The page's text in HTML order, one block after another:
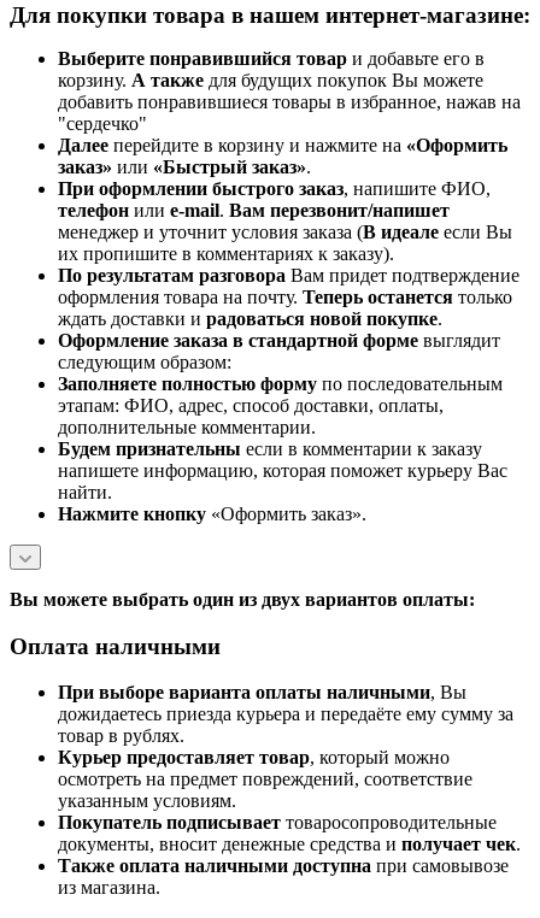
Для покупки товара в нашем интернет-магазине:
Выберите понравившийся товар и добавьте его в
корзину. А также для будущих покупок Вы можете
добавить понравившиеся товары в избранное, нажав на
"сердечко"
Далее перейдите в корзину и нажмите на «Оформить
заказ» или «Быстрый заказ».
При оформлении быстрого заказ, напишите ФИО,
телефон или e-mail. Вам перезвонит/напишет
менеджер и уточнит условия заказа (В идеале если Вы
их пропишите в комментариях к заказу).
По результатам разговора Вам придет подтверждение
оформления товара на почту. Теперь останется только
ждать доставки и радоваться новой покупке.
Оформление заказа в стандартной форме выглядит
следующим образом:
Заполняете полностью форму по последовательным
этапам: ФИО, адрес, способ доставки, оплаты,
дополнительные комментарии.
Будем признательны если в комментарии к заказу
напишете информацию, которая поможет курьеру Вас
найти.
Нажмите кнопку «Оформить заказ».
Вы можете выбрать один из двух вариантов оплаты:
Оплата наличными
При выборе варианта оплаты наличными, Вы
дожидаетесь приезда курьера и передаёте ему сумму за
товар в рублях.
Курьер предоставляет товар, который можно
осмотреть на предмет повреждений, соответствие
указанным условиям.
Покупатель подписывает товаросопроводительные
документы, вносит денежные средства и получает чек.
Также оплата наличными доступна при самовывозе
из магазина.